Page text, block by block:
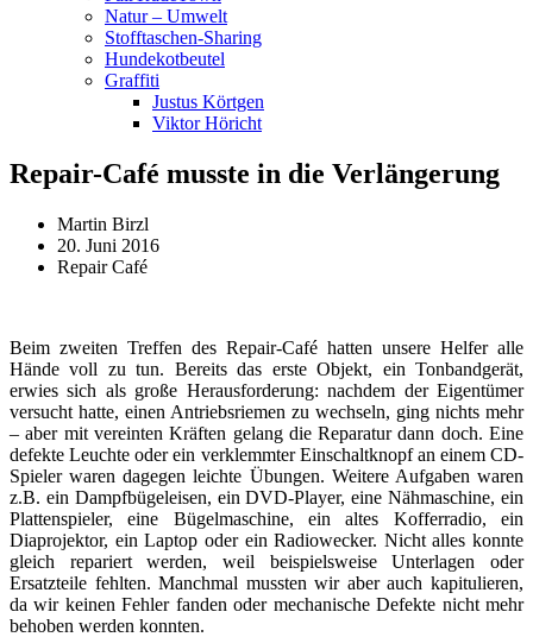
Natur – Umwelt
Stofftaschen-Sharing
Hundekotbeutel
Graffiti
Justus Körtgen
Viktor Höricht
Repair-Café musste in die Verlängerung
Martin Birzl
20. Juni 2016
Repair Café
Beim zweiten Treffen des Repair-Café hatten unsere Helfer alle
Hände voll zu tun. Bereits das erste Objekt, ein Tonbandgerät,
erwies sich als große Herausforderung: nachdem der Eigentümer
versucht hatte, einen Antriebsriemen zu wechseln, ging nichts mehr
– aber mit vereinten Kräften gelang die Reparatur dann doch. Eine
defekte Leuchte oder ein verklemmter Einschaltknopf an einem CD-
Spieler waren dagegen leichte Übungen. Weitere Aufgaben waren
z.B. ein Dampfbügeleisen, ein DVD-Player, eine Nähmaschine, ein
Plattenspieler, eine Bügelmaschine, ein altes Kofferradio, ein
Diaprojektor, ein Laptop oder ein Radiowecker. Nicht alles konnte
gleich repariert werden, weil beispielsweise Unterlagen oder
Ersatzteile fehlten. Manchmal mussten wir aber auch kapitulieren,
da wir keinen Fehler fanden oder mechanische Defekte nicht mehr
behoben werden konnten.